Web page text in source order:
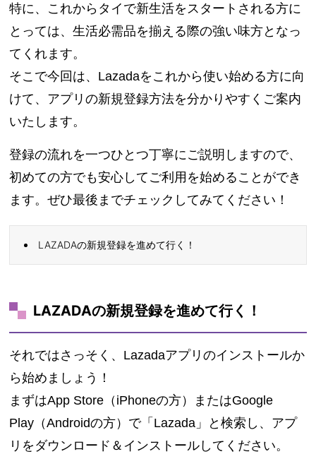
特に、これからタイで新生活をスタートされる方に
とっては、生活必需品を揃える際の強い味方となっ
てくれます。
そこで今回は、Lazadaをこれから使い始める方に向
けて、アプリの新規登録方法を分かりやすくご案内
いたします。
登録の流れを一つひとつ丁寧にご説明しますので、
初めての方でも安心してご利用を始めることができ
ます。ぜひ最後までチェックしてみてください！
LAZADAの新規登録を進めて行く！
LAZADAの新規登録を進めて行く！
それではさっそく、Lazadaアプリのインストールか
ら始めましょう！
まずはApp Store（iPhoneの方）またはGoogle
Play（Androidの方）で「Lazada」と検索し、アプ
リをダウンロード＆インストールしてください。